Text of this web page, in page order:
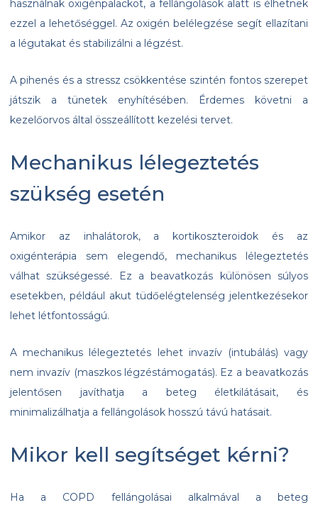
használnak oxigénpalackot, a fellángolások alatt is élhetnek
ezzel a lehetőséggel. Az oxigén belélegzése segít ellazítani
a légutakat és stabilizálni a légzést.
A pihenés és a stressz csökkentése szintén fontos szerepet
játszik a tünetek enyhítésében. Érdemes követni a
kezelőorvos által összeállított kezelési tervet.
Mechanikus lélegeztetés
szükség esetén
Amikor az inhalátorok, a kortikoszteroidok és az
oxigénterápia sem elegendő, mechanikus lélegeztetés
válhat szükségessé. Ez a beavatkozás különösen súlyos
esetekben, például akut tüdőelégtelenség jelentkezésekor
lehet létfontosságú.
A mechanikus lélegeztetés lehet invazív (intubálás) vagy
nem invazív (maszkos légzéstámogatás). Ez a beavatkozás
jelentősen javíthatja a beteg életkilátásait, és
minimalizálhatja a fellángolások hosszú távú hatásait.
Mikor kell segítséget kérni?
Ha a COPD fellángolásai alkalmával a beteg